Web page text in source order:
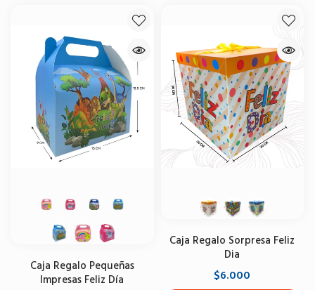
Caja Regalo Pequeñas
Impresas Feliz Día
Caja Regalo Sorpresa Feliz
Dia
$6.000